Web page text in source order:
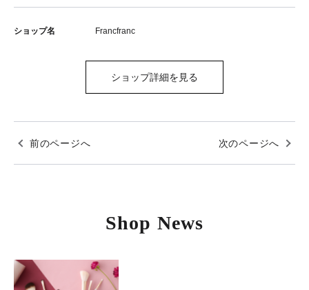
ショップ名 Francfranc
ショップ詳細を見る
前のページへ 次のページへ
Shop News